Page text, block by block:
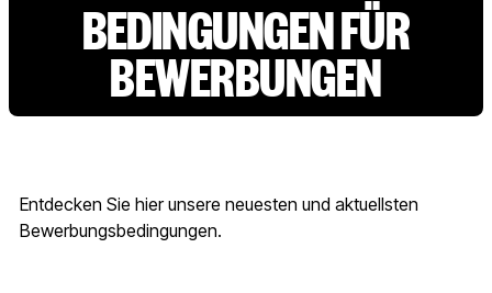
BEDINGUNGEN FÜR
BEWERBUNGEN
Entdecken Sie hier unsere neuesten und aktuellsten
Bewerbungsbedingungen.